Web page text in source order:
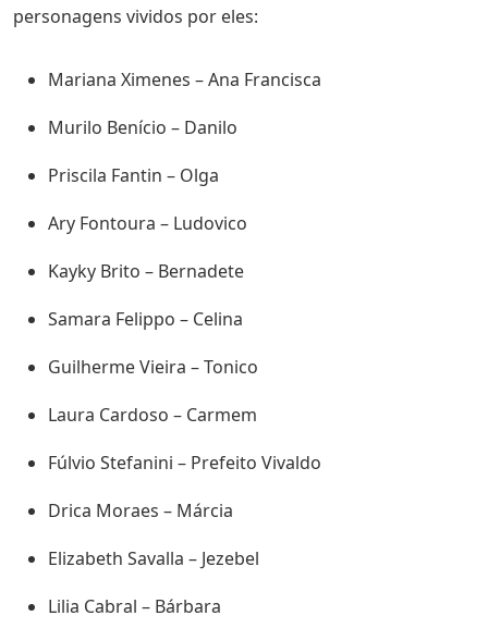
personagens vividos por eles:
Mariana Ximenes – Ana Francisca
Murilo Benício – Danilo
Priscila Fantin – Olga
Ary Fontoura – Ludovico
Kayky Brito – Bernadete
Samara Felippo – Celina
Guilherme Vieira – Tonico
Laura Cardoso – Carmem
Fúlvio Stefanini – Prefeito Vivaldo
Drica Moraes – Márcia
Elizabeth Savalla – Jezebel
Lilia Cabral – Bárbara